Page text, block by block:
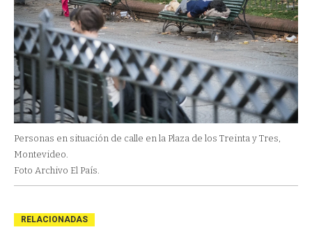
Personas en situación de calle en la Plaza de los Treinta y Tres,
Montevideo.
Foto Archivo El País.
RELACIONADAS